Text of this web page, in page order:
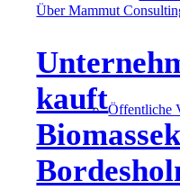
Öffentliche
Über Mammut
kauft